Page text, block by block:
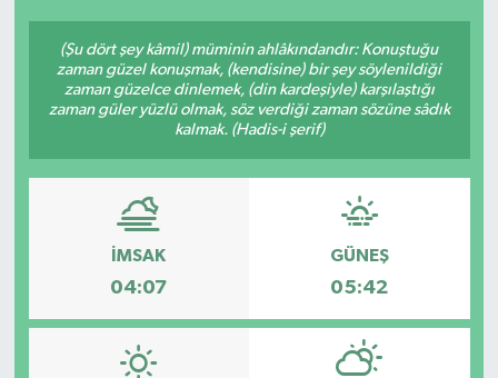
(Şu dört şey kâmil) müminin ahlâkındandır: Konuştuğu
zaman güzel konuşmak, (kendisine) bir şey söylenildiği
zaman güzelce dinlemek, (din kardeşiyle) karşılaştığı
zaman güler yüzlü olmak, söz verdiği zaman sözüne sâdık
kalmak. (Hadis-i şerif)
İMSAK
04:07
GÜNEŞ
05:42
Resmi Reklam
Röportajlar